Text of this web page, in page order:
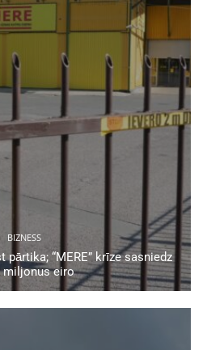
BIZNESS
“MERE” krīze sasniedz
miljonus eiro